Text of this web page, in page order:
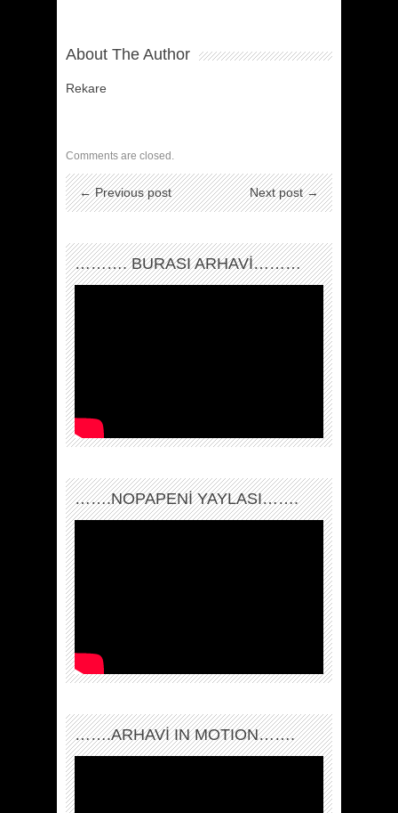
About The Author
Rekare
Comments are closed.
← Previous post Next post →
………. BURASI ARHAVİ………
…….NOPAPENİ YAYLASI…….
…….ARHAVI IN MOTION…….